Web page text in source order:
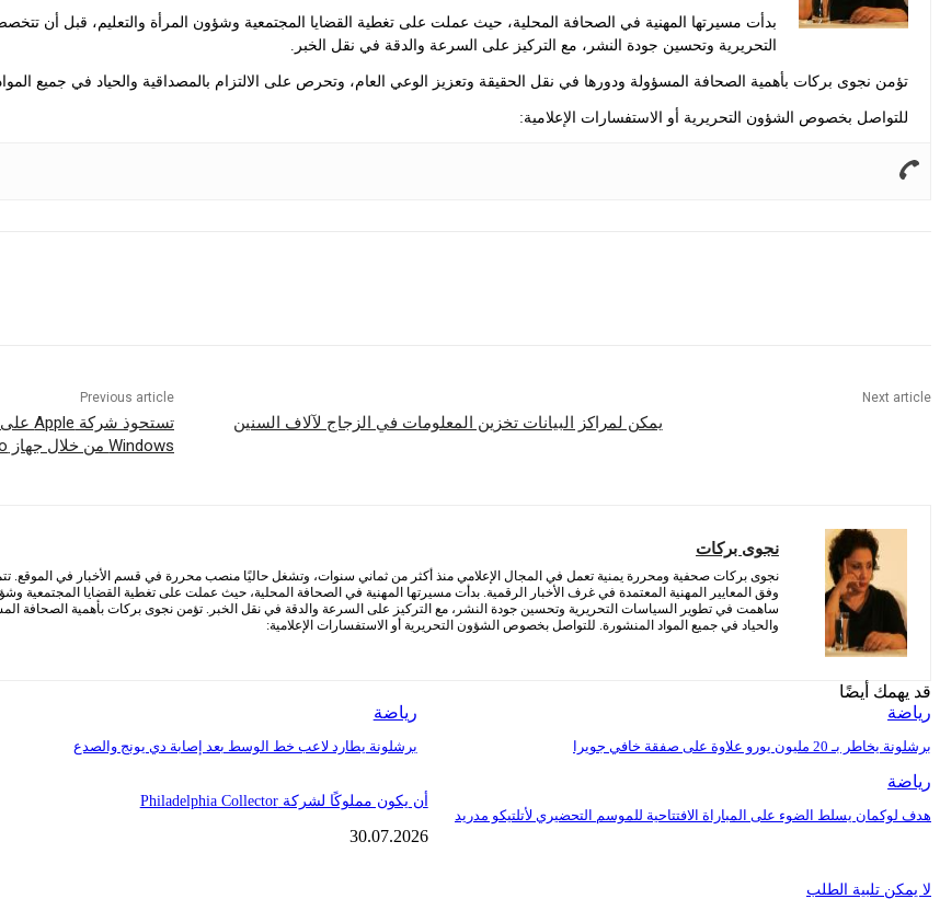
بدأت مسيرتها المهنية في الصحافة المحلية، حيث عملت على تغطية القضايا المجتمعية وشؤون المرأة والتعليم، قبل أن
التحريرية وتحسين جودة النشر، مع التركيز على السرعة والدقة في نقل الخبر.
تؤمن نجوى بركات بأهمية الصحافة المسؤولة ودورها في نقل الحقيقة وتعزيز الوعي العام، وتحرص على الالتزام بالمصداقية والحياد في جميع
للتواصل بخصوص الشؤون التحريرية أو الاستفسارات الإعلامية:
Previous article
Windows من خلال جهاز MacBook Neo بسعر 599 دولارًا
Next article
يمكن لمراكز البيانات تخزين المعلومات في الزجاج لآلاف السنين
نجوى بركات
نجوى بركات صحفية ومحررة يمنية تعمل في المجال الإعلامي منذ أكثر من ثماني سنوات، وتشغل حاليًا منصب محررة في قسم الأخبار في الموقع. تتميز
وفق المعايير المهنية المعتمدة في غرف الأخبار الرقمية. بدأت مسيرتها المهنية في الصحافة المحلية، حيث عملت على تغطية القضايا المجتمعية
ساهمت في تطوير السياسات التحريرية وتحسين جودة النشر، مع التركيز على السرعة والدقة في نقل الخبر. تؤمن نجوى بركات بأهمية الصحافة
والحياد في جميع المواد المنشورة. للتواصل بخصوص الشؤون التحريرية أو الاستفسارات الإعلامية:
قد يهمك أيضًا
رياضة
برشلونة يخاطر بـ 20 مليون يورو علاوة على صفقة خافي جويرا
رياضة
برشلونة يطارد لاعب خط الوسط بعد إصابة دي يونج والصدع
رياضة
هدف لوكمان يسلط الضوء على المباراة الافتتاحية للموسم التحضيري لأتلتيكو مدريد
أن يكون مملوكًا لشركة Philadelphia Collector
30.07.2026
لا يمكن تلبية الطلب